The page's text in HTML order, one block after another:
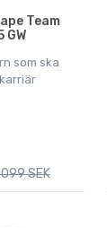
Team
GW
som ska
SEK